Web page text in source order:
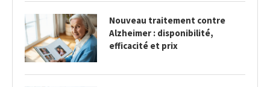
Nouveau traitement contre
Alzheimer : disponibilité,
efficacité et prix